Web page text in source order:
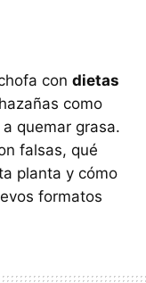
con dietas
como
quemar grasa.
falsas, qué
planta y cómo
formatos